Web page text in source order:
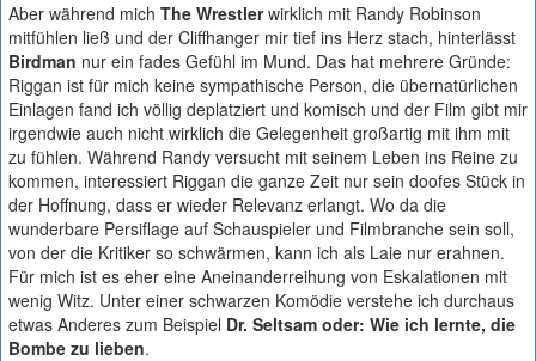
Aber während mich The Wrestlerwirklich mit Randy Robinson
mitfühlen ließ und der Cliffhanger mir tief ins Herz stach, hinterlässt
Birdman nur ein fades Gefühl im Mund. Das hat mehrere Gründe:
Riggan ist für mich keine sympathische Person, die übernatürlichen
Einlagen fand ich völlig deplatziert und komisch und der Film gibt mir
irgendwie auch nicht wirklich die Gelegenheit großartig mit ihm mit
zu fühlen. Während Randy versucht mit seinem Leben ins Reine zu
kommen, interessiert Riggan die ganze Zeit nur sein doofes Stück in
der Hoffnung, dass er wieder Relevanz erlangt. Wo da die
wunderbare Persiflage auf Schauspieler und Filmbranche sein soll,
von der die Kritiker so schwärmen, kann ich als Laie nur erahnen.
Für mich ist es eher eine Aneinanderreihung von Eskalationen mit
wenig Witz. Unter einer schwarzen Komödie verstehe ich durchaus
etwas Anderes zum Beispiel Dr. Seltsam oder: Wie ich lernte, die
Bombe zu lieben.